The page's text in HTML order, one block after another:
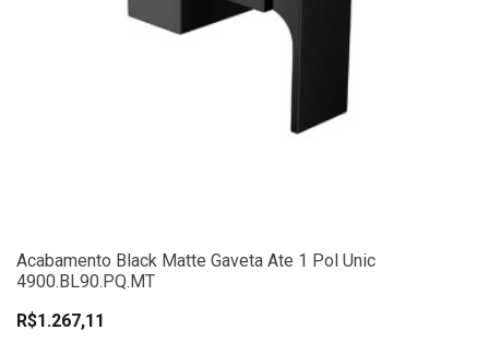
Acabamento Black Matte Gaveta Ate 1 Pol Unic
4900.BL90.PQ.MT
R$1.267,11